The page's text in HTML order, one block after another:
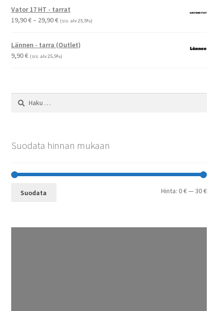
Vator 17 HT - tarrat
19,90€– 29,90€Hintaluokka:
-
29,90 €
(sis. alv 25,5%)
Lännen - tarra (Outlet)
9,90€ (sis. alv 25,5%)
Haku:
Suodata hinnan mukaan
Suodata Hinta:0 €—30 €